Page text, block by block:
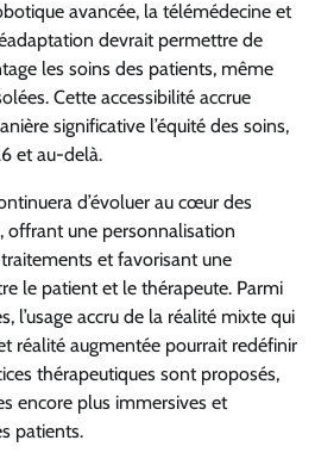
avancée, la télémédecine et
devrait permettre de
les soins des patients, même
Cette accessibilité accrue
significative l’équité des soins,
et au-delà.
d’évoluer au cœur des
offrant une personnalisation
et favorisant une
le patient et le thérapeute. Parmi
l’usage accru de la réalité mixte qui
réalité augmentée pourrait redéfinir
thérapeutiques sont proposés,
encore plus immersives et
patients.